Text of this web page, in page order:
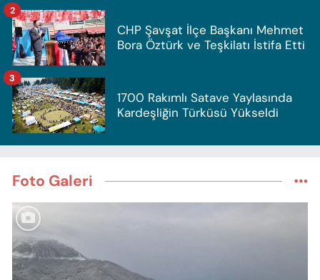
CHP Şavşat İlçe Başkanı Mehmet
Bora Öztürk ve Teşkilatı İstifa Etti
2
1700 Rakımlı Satave Yaylasında
Kardeşliğin Türküsü Yükseldi
3
Foto Galeri